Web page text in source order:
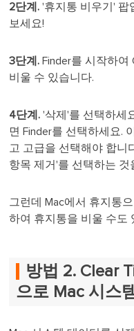
2단계. '휴지통 비우기' 팝
보세요!
3단계. Finder를 시작하여
비울 수 있습니다.
4단계. '삭제'를 선택하세
면 Finder를 선택하세요.
고 고급을 선택해야 합니
항목 제거'를 선택하는 것
그런데 Mac에서 휴지통
하여 휴지통을 비울 수도
방법 2. Clear
으로 Mac 시스